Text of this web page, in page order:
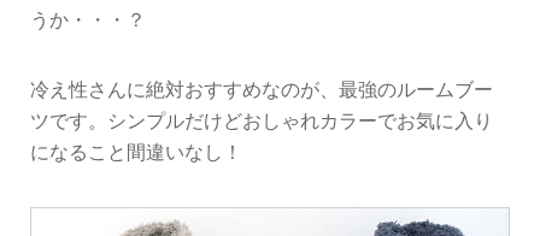
うか・・・？
冷え性さんに絶対おすすめなのが、最強のルームブー
ツです。シンプルだけどおしゃれカラーでお気に入り
になること間違いなし！